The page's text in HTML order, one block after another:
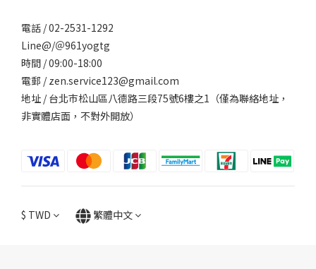
電話 / 02-2531-1292
Line@/＠961yogtg
時間 / 09:00-18:00
電郵 / zen.service123@gmail.com
地址 / 台北巿松山區八德路三段75號6樓之1（僅為聯絡地址，
非實體店面，不對外開放）
$ TWD 繁體中文